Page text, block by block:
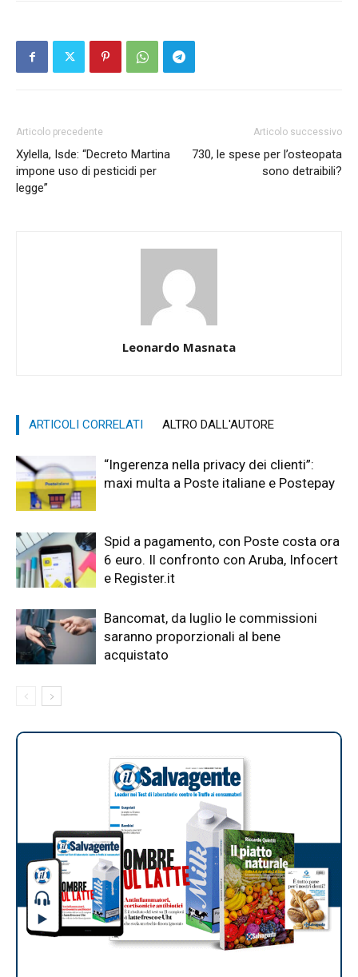
Articolo precedente
Xylella, Isde: “Decreto Martina
impone uso di pesticidi per
legge”
Articolo successivo
730, le spese per l’osteopata
sono detraibili?
Leonardo Masnata
ARTICOLI CORRELATI ALTRO DALL'AUTORE
“Ingerenza nella privacy dei clienti”:
maxi multa a Poste italiane e Postepay
Spid a pagamento, con Poste costa ora
6 euro. Il confronto con Aruba, Infocert
e Register.it
Bancomat, da luglio le commissioni
saranno proporzionali al bene
acquistato